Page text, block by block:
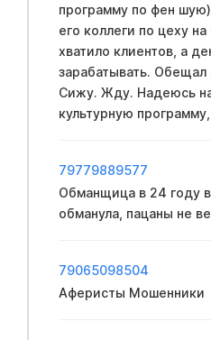
программу по фен
его коллеги по цеху
хватило клиентов, а
зарабатывать. Обещал
Сижу. Жду. Надеюсь
культурную
79779889577
Обманщица в 24 году
обманула, пацаны не
79065098504
Аферисты Мошенники